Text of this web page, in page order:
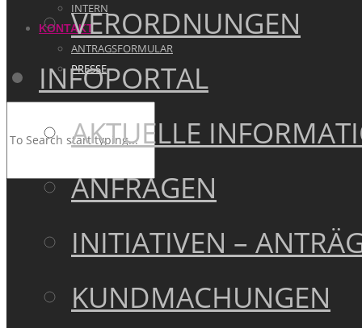
INTERN
KONTAKT
ANTRAGSFORMULAR
PRESSE
VERORDNUNGEN
INFOPORTAL
AKTUELLE
ANFRAGEN
INITIATIVEN –
KUNDMACHUNGEN